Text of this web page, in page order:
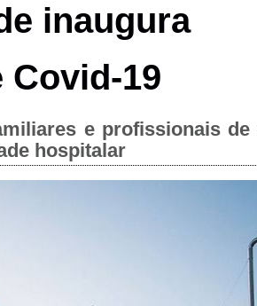
inaugura
19
e profissionais de
hospitalar